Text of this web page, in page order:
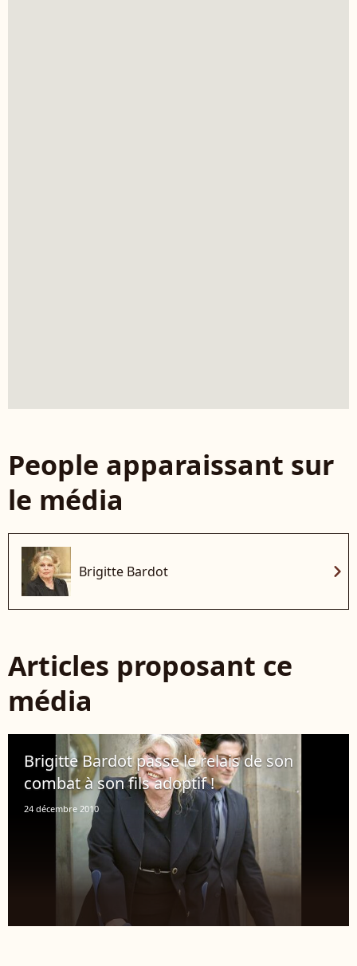
People apparaissant sur
le média
Brigitte Bardot chevron_right
Articles proposant ce
média
Brigitte Bardot passe le relais de son
combat à son fils adoptif !
24 décembre 2010